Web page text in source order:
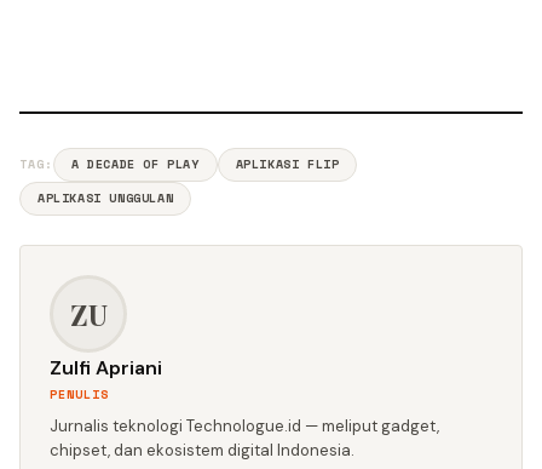
TAG: A DECADE OF PLAY
APLIKASI FLIP
APLIKASI UNGGULAN
ZU
Zulfi Apriani
PENULIS
Jurnalis teknologi Technologue.id — meliput gadget,
chipset, dan ekosistem digital Indonesia.